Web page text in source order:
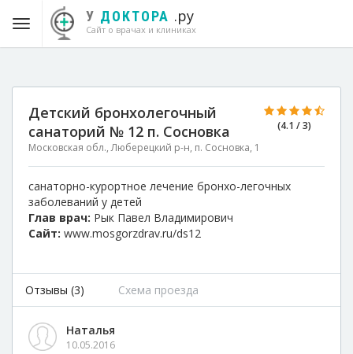
У ДОКТОРА .ру
Сайт о врачах и клиниках
(4.1 / 3)
Детский бронхолегочный
санаторий № 12 п. Сосновка
Московская обл., Люберецкий р-н, п. Сосновка, 1
санаторно-курортное лечение бронхо-легочных
заболеваний у детей
Глав врач: Рык Павел Владимирович
Сайт: www.mosgorzdrav.ru/ds12
Отзывы (3) Схема проезда
Наталья
10.05.2016